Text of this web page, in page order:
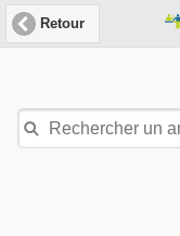
Retour